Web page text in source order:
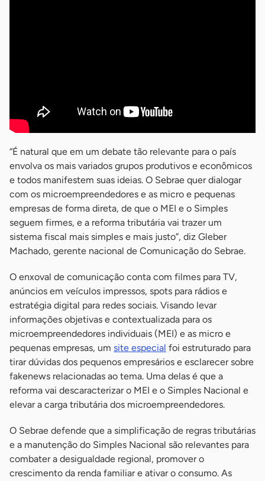
“É natural que em um debate tão relevante para o país
envolva os mais variados grupos produtivos e econômicos
e todos manifestem suas ideias. O Sebrae quer dialogar
com os microempreendedores e as micro e pequenas
empresas de forma direta, de que o MEI e o Simples
seguem firmes, e a reforma tributária vai trazer um
sistema fiscal mais simples e mais justo”, diz Gleber
Machado, gerente nacional de Comunicação do Sebrae.
O enxoval de comunicação conta com filmes para TV,
anúncios em veículos impressos, spots para rádios e
estratégia digital para redes sociais. Visando levar
informações objetivas e contextualizada para os
microempreendedores individuais (MEI) e as micro e
pequenas empresas, um site especial foi estruturado para
tirar dúvidas dos pequenos empresários e esclarecer sobre
fakenews relacionadas ao tema. Uma delas é que a
reforma vai descaracterizar o MEI e o Simples Nacional e
elevar a carga tributária dos microempreendedores.
O Sebrae defende que a simplificação de regras tributárias
e a manutenção do Simples Nacional são relevantes para
combater a desigualdade regional, promover o
crescimento da renda familiar e ativar o consumo. As